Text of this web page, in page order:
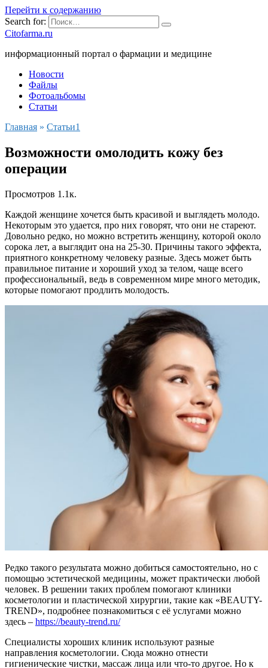
Перейти к содержанию
Search for:
Citofarma.ru
информационный портал о фармации и медицине
Новости
Файлы
Фотоальбомы
Статьи
Главная » Cтатьи1
Возможности омолодить кожу без
операции
Просмотров 1.1к.
Каждой женщине хочется быть красивой и выглядеть молодо.
Некоторым это удается, про них говорят, что они не стареют.
Довольно редко, но можно встретить женщину, которой около
сорока лет, а выглядит она на 25-30. Причины такого эффекта,
приятного конкретному человеку разные. Здесь может быть
правильное питание и хороший уход за телом, чаще всего
профессиональный, ведь в современном мире много методик,
которые помогают продлить молодость.
Редко такого результата можно добиться самостоятельно, но с
помощью эстетической медицины, может практически любой
человек. В решении таких проблем помогают клиники
косметологии и пластической хирургии, такие как «BEAUTY-
TREND», подробнее познакомиться с её услугами можно
здесь – https://beauty-trend.ru/
Специалисты хороших клиник используют разные
направления косметологии. Сюда можно отнести
гигиенические чистки, массаж лица или что-то другое. Но к